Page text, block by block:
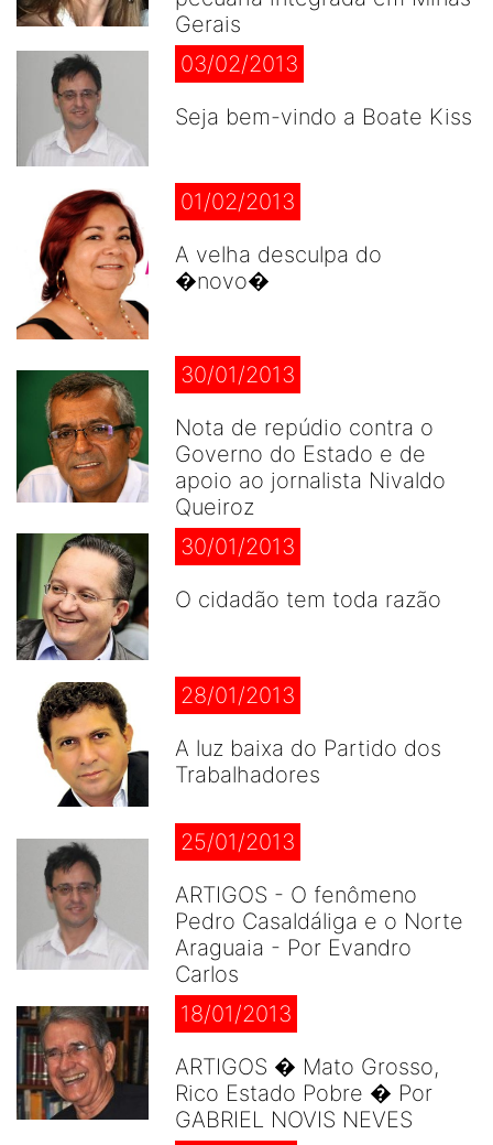
Gerais
03/02/2013
Seja bem-vindo a Boate Kiss
01/02/2013
A velha desculpa do
�novo�
30/01/2013
Nota de repúdio contra o
Governo do Estado e de
apoio ao jornalista Nivaldo
Queiroz
30/01/2013
O cidadão tem toda razão
28/01/2013
A luz baixa do Partido dos
Trabalhadores
25/01/2013
ARTIGOS - O fenômeno
Pedro Casaldáliga e o Norte
Araguaia - Por Evandro
Carlos
18/01/2013
ARTIGOS � Mato Grosso,
Rico Estado Pobre � Por
GABRIEL NOVIS NEVES